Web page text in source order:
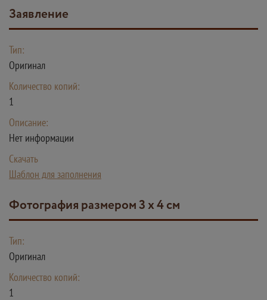
Заявление
Тип:
Оригинал
Количество копий:
1
Описание:
Нет информации
Скачать
Шаблон для заполнения
Фотография размером 3 х 4 см
Тип:
Оригинал
Количество копий:
1